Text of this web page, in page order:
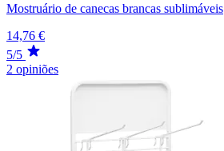
Mostruário de canecas brancas sublimáveis
14,76 €
5/5
2 opiniões